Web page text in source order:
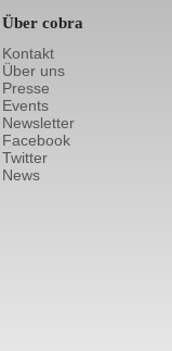
Über cobra
Kontakt
Über uns
Presse
Events
Newsletter
Facebook
Twitter
News